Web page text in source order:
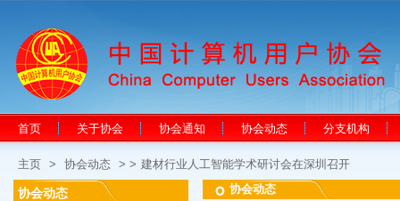
首页 关于协会 协会通知 协会动态 分支机构
主页 > 协会动态 > > 建材行业人工智能学术研讨会在深圳召开
协会动态 协会动态